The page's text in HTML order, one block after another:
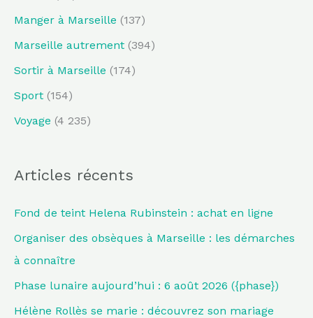
Manger à Marseille (137)
Marseille autrement (394)
Sortir à Marseille (174)
Sport (154)
Voyage (4 235)
Articles récents
Fond de teint Helena Rubinstein : achat en ligne
Organiser des obsèques à Marseille : les démarches
à connaître
Phase lunaire aujourd’hui : 6 août 2026 ({phase})
Hélène Rollès se marie : découvrez son mariage